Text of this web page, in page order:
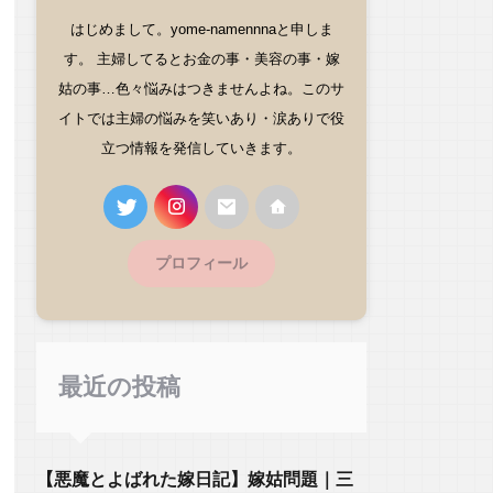
はじめまして。yome-namennnaと申しま
す。 主婦してるとお金の事・美容の事・嫁
姑の事…色々悩みはつきませんよね。このサ
イトでは主婦の悩みを笑いあり・涙ありで役
立つ情報を発信していきます。
プロフィール
最近の投稿
【悪魔とよばれた嫁日記】嫁姑問題｜三